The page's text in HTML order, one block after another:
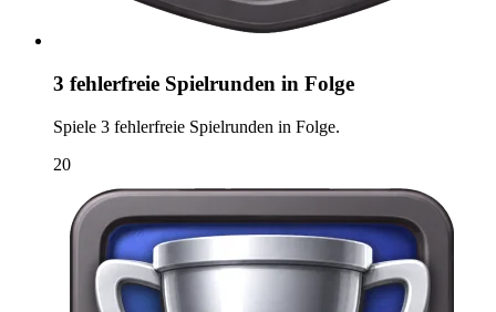
3 fehlerfreie Spielrunden in Folge
Spiele 3 fehlerfreie Spielrunden in Folge.
20